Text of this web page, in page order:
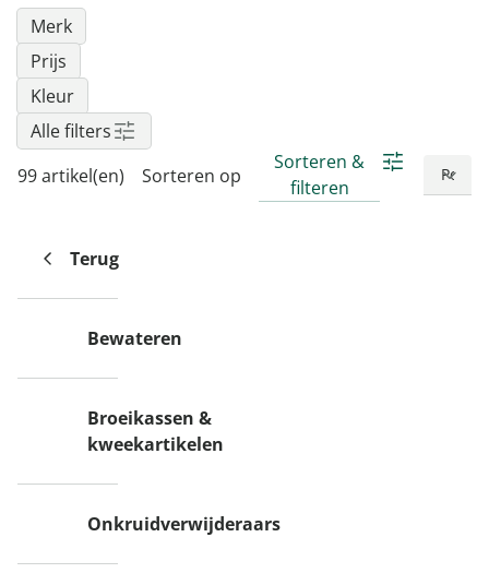
Merk
Prijs
Kleur
Alle filters
99 artikel(en)
Sorteren op
Sorteren &
filteren
Terug
Bewateren
Broeikassen &
kweekartikelen
Onkruidverwijderaars